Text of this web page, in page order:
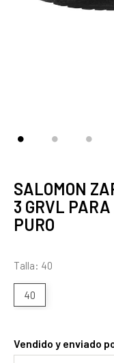
SALOMON
3 GRVL PARA
PURO
Talla: 40
40
Vendido y enviado